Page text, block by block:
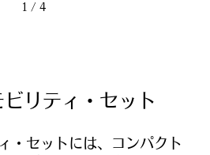
1 / 4
リティ・セット
・セットには、コンパクト